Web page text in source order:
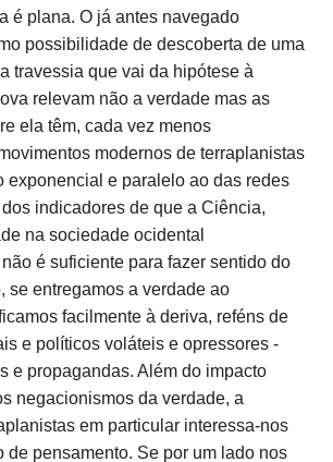
é plana. O já antes navegado
possibilidade de descoberta de uma
travessia que vai da hipótese à
relevam não a verdade mas as
ela têm, cada vez menos
modernos de terraplanistas
exponencial e paralelo ao das redes
indicadores de que a Ciência,
na sociedade ocidental
é suficiente para fazer sentido do
se entregamos a verdade ao
facilmente à deriva, reféns de
e políticos voláteis e opressores -
e propagandas. Além do impacto
negacionismos da verdade, a
em particular interessa-nos
de pensamento. Se por um lado nos